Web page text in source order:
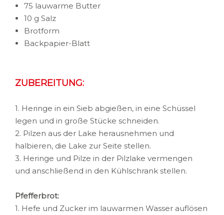
75 lauwarme Butter
10 g Salz
Brotform
Backpapier-Blatt
ZUBEREITUNG:
1. Heringe in ein Sieb abgießen, in eine Schüssel
legen und in große Stücke schneiden.
2. Pilzen aus der Lake herausnehmen und
halbieren, die Lake zur Seite stellen.
3. Heringe und Pilze in der Pilzlake vermengen
und anschließend in den Kühlschrank stellen.
Pfefferbrot:
1. Hefe und Zucker im lauwarmen Wasser auflösen